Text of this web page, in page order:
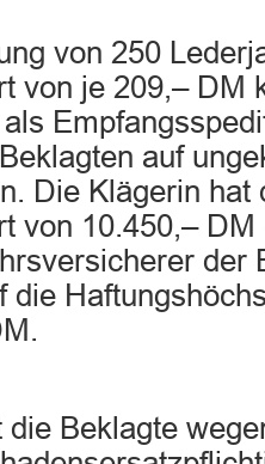
von 250
von je 209,– DM
auf
Die Klägerin hat
von 10.450,–
der
die
die Beklagte